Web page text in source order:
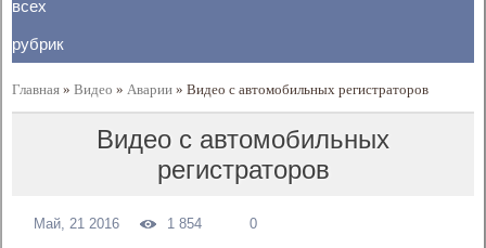
Главная »Видео » Аварии »Видео с автомобильных регистраторов
Видео с автомобильных
регистраторов
Май, 21 2016 1 854 0